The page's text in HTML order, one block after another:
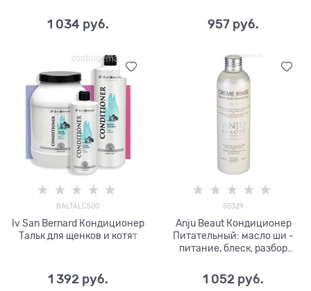
1 034 руб. 957 руб.
BALTALC500
Iv San Bernard Кондиционер
Тальк для щенков и котят
1 392 руб.
50329
Anju Beaut Кондиционер
Питательный: масло ши -
питание, блеск, разбор
1 052 руб.